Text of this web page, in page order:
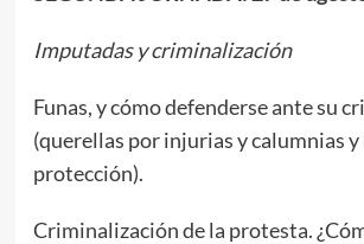
Imputadas y criminalización
Funas, y cómo defenderse ante su
(querellas por injurias y calumnias y
protección).
Criminalización de la protesta.